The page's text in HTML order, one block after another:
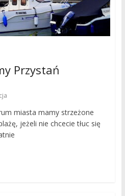
Przystań
miasta mamy strzeżone
jeżeli nie chcecie tłuc się